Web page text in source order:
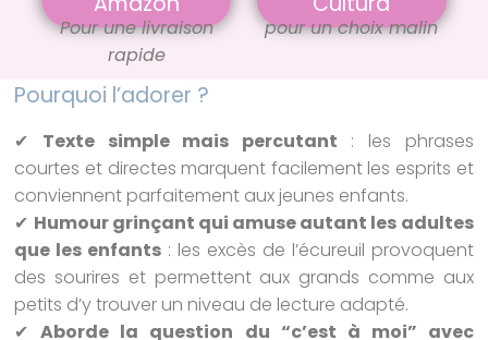
Pour une livraison
rapide
pour un choix malin
Pourquoi l’adorer ?
✔ Texte simple mais percutant : les phrases
courtes et directes marquent facilement les esprits et
conviennent parfaitement aux jeunes enfants.
✔ Humour grinçant qui amuse autant les adultes
que les enfants : les excès de l’écureuil provoquent
des sourires et permettent aux grands comme aux
petits d’y trouver un niveau de lecture adapté.
✔Aborde la question du “c’est à moi” avec